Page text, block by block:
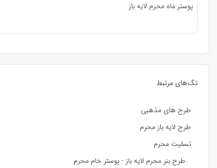
تگ‌های مرتبط
طرح های مذهبی
طرح لایه باز محرم
تسلیت محرم
طرح بنر محرم لایه باز - پوستر خام محرم
پوستر ماه محرم لایه باز